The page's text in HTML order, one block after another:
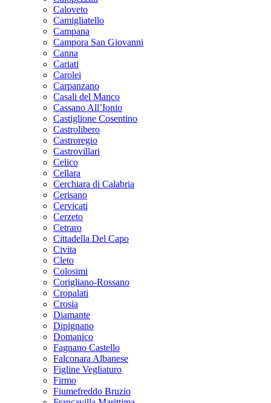
Caloveto
Camigliatello
Campana
Campora San Giovanni
Canna
Cariati
Carolei
Carpanzano
Casali del Manco
Cassano All’Ionio
Castiglione Cosentino
Castrolibero
Castroregio
Castrovillari
Celico
Cellara
Cerchiara di Calabria
Cerisano
Cervicati
Cerzeto
Cetraro
Cittadella Del Capo
Civita
Cleto
Colosimi
Corigliano-Rossano
Cropalati
Crosia
Diamante
Dipignano
Domanico
Fagnano Castello
Falconara Albanese
Figline Vegliaturo
Firmo
Fiumefreddo Bruzio